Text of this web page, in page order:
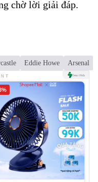
chờ lời giải đáp.
Eddie Howe Arsenal